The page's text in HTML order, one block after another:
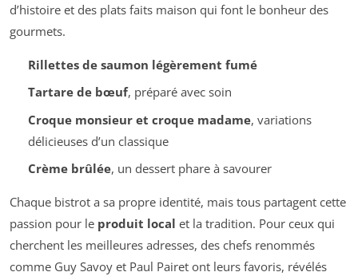
d’histoire et des plats faits maison qui font le bonheur des
gourmets.
Rillettes de saumon légèrement fumé
Tartare de bœuf, préparé avec soin
Croque monsieur et croque madame, variations
délicieuses d’un classique
Crème brûlée, un dessert phare à savourer
Chaque bistrot a sa propre identité, mais tous partagent cette
passion pour le produit local et la tradition. Pour ceux qui
cherchent les meilleures adresses, des chefs renommés
comme Guy Savoy et Paul Pairet ont leurs favoris, révélés